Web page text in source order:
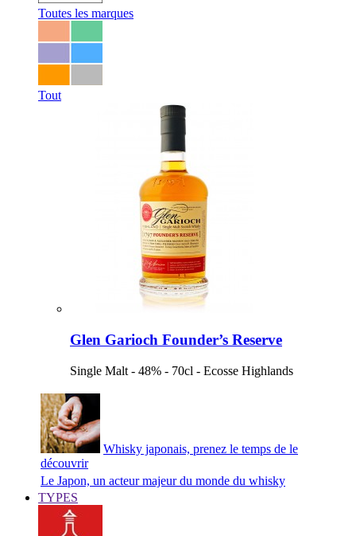
Toutes les marques
Tout
Glen Garioch Founder’s Reserve
Single Malt - 48% - 70cl - Ecosse Highlands
Whisky japonais, prenez le temps de le
découvrir
Le Japon, un acteur majeur du monde du whisky
TYPES